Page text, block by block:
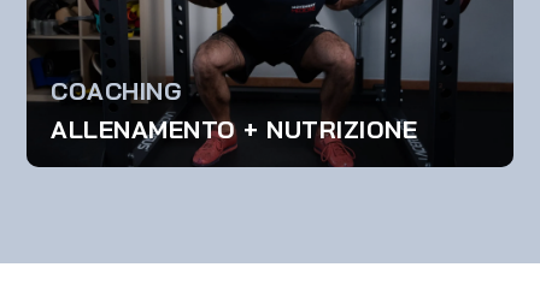
COACHING
ALLENAMENTO + NUTRIZIONE